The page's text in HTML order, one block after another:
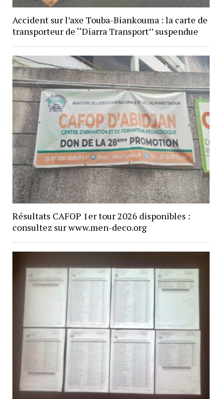
Accident sur l’axe Touba-Biankouma : la carte de
transporteur de ‘‘Diarra Transport’’ suspendue
Résultats CAFOP 1er tour 2026 disponibles :
consultez sur www.men-deco.org